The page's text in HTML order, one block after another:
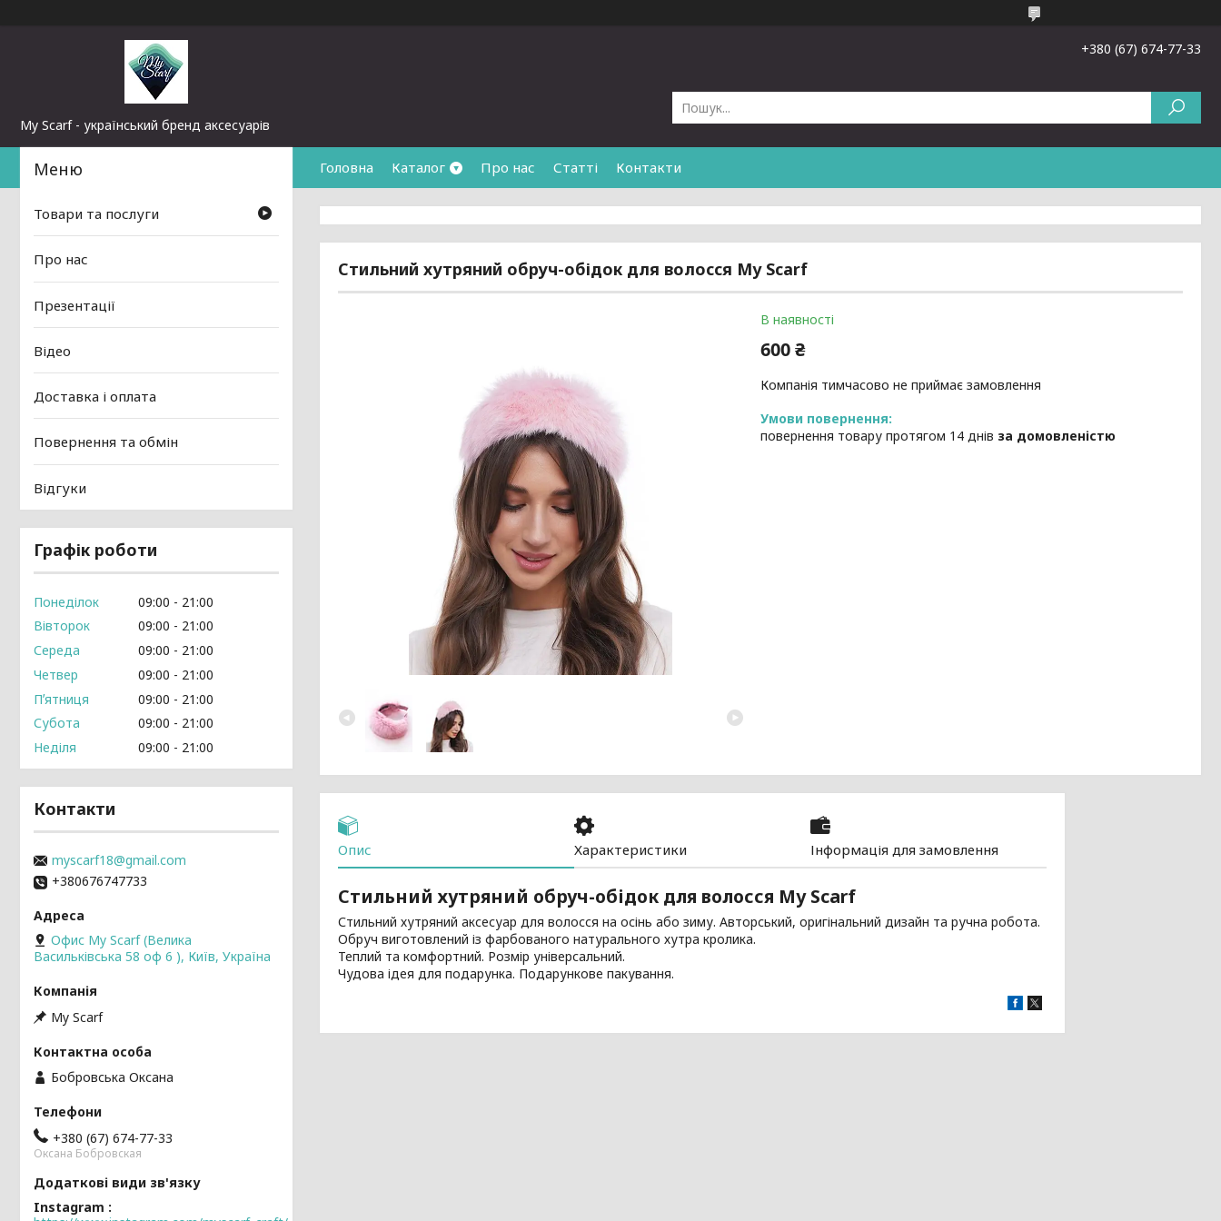
My Scarf - український бренд аксесуарів
+380 (67) 674-77-33
Головна Каталог Про нас Статті Контакти
Стильний хутряний обруч-обідок для волосся My Scarf
В наявності
600 ₴
Компанія тимчасово не приймає замовлення
повернення товару протягом 14 днів за домовленістю
Опис Характеристики Інформація для замовлення
Стильний хутряний обруч-обідок для волосся My Scarf
Стильний хутряний аксесуар для волосся на осінь або зиму. Авторський, оригінальний дизайн та ручна робота.
Обруч виготовлений із фарбованого натурального хутра кролика.
Теплий та комфортний. Розмір універсальний.
Чудова ідея для подарунка. Подарункове пакування.
Товари та послуги
Про нас
Презентації
Відео
Доставка і оплата
Повернення та обмін
Відгуки
Графік роботи
Понеділок 09:00
21:00
Вівторок
09:00
21:00
Середа
09:00
21:00
Четвер
09:00
21:00
Пʼятниця
09:00
21:00
Субота
09:00
21:00
Неділя
09:00 21:00
Контакти
myscarf18@gmail.com
+380676747733
Офис My Scarf (Велика
Васильківська 58 оф 6 ), Київ, Україна
My Scarf
Бобровська Оксана
+380 (67) 674-77-33
Оксана Бобровская
Instagram